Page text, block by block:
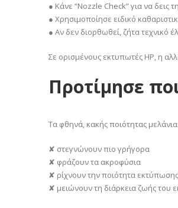
● Κάνε “Nozzle Check” για να δεις
● Χρησιμοποίησε ειδικό
● Αν δεν διορθωθεί, ζήτα τεχνικό
Σε ορισμένους εκτυπωτές HP, η
Προτίμησε
Τα φθηνά, κακής ποιότητας μελάνια:
✘ στεγνώνουν πιο γρήγορα
✘ φράζουν τα ακροφύσια
✘ ρίχνουν την ποιότητα εκτύπωσης
✘ μειώνουν τη διάρκεια ζωής του